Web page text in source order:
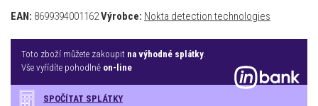
EAN: 8699394001162Výrobce: Nokta detection technologies
Toto zboží můžete zakoupit na výhodné splátky
Vše vyřídíte pohodlně on-line
SPOČÍTAT SPLÁTKY